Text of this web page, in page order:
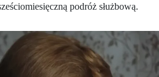
podróż służbową.